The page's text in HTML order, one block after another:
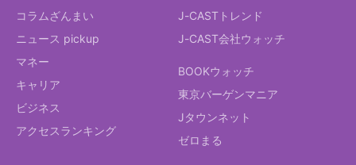
コラムざんまい
ニュース pickup
マネー
キャリア
ビジネス
アクセスランキング
J-CASTトレンド
J-CAST会社ウォッチ
BOOKウォッチ
東京バーゲンマニア
Jタウンネット
ゼロまる